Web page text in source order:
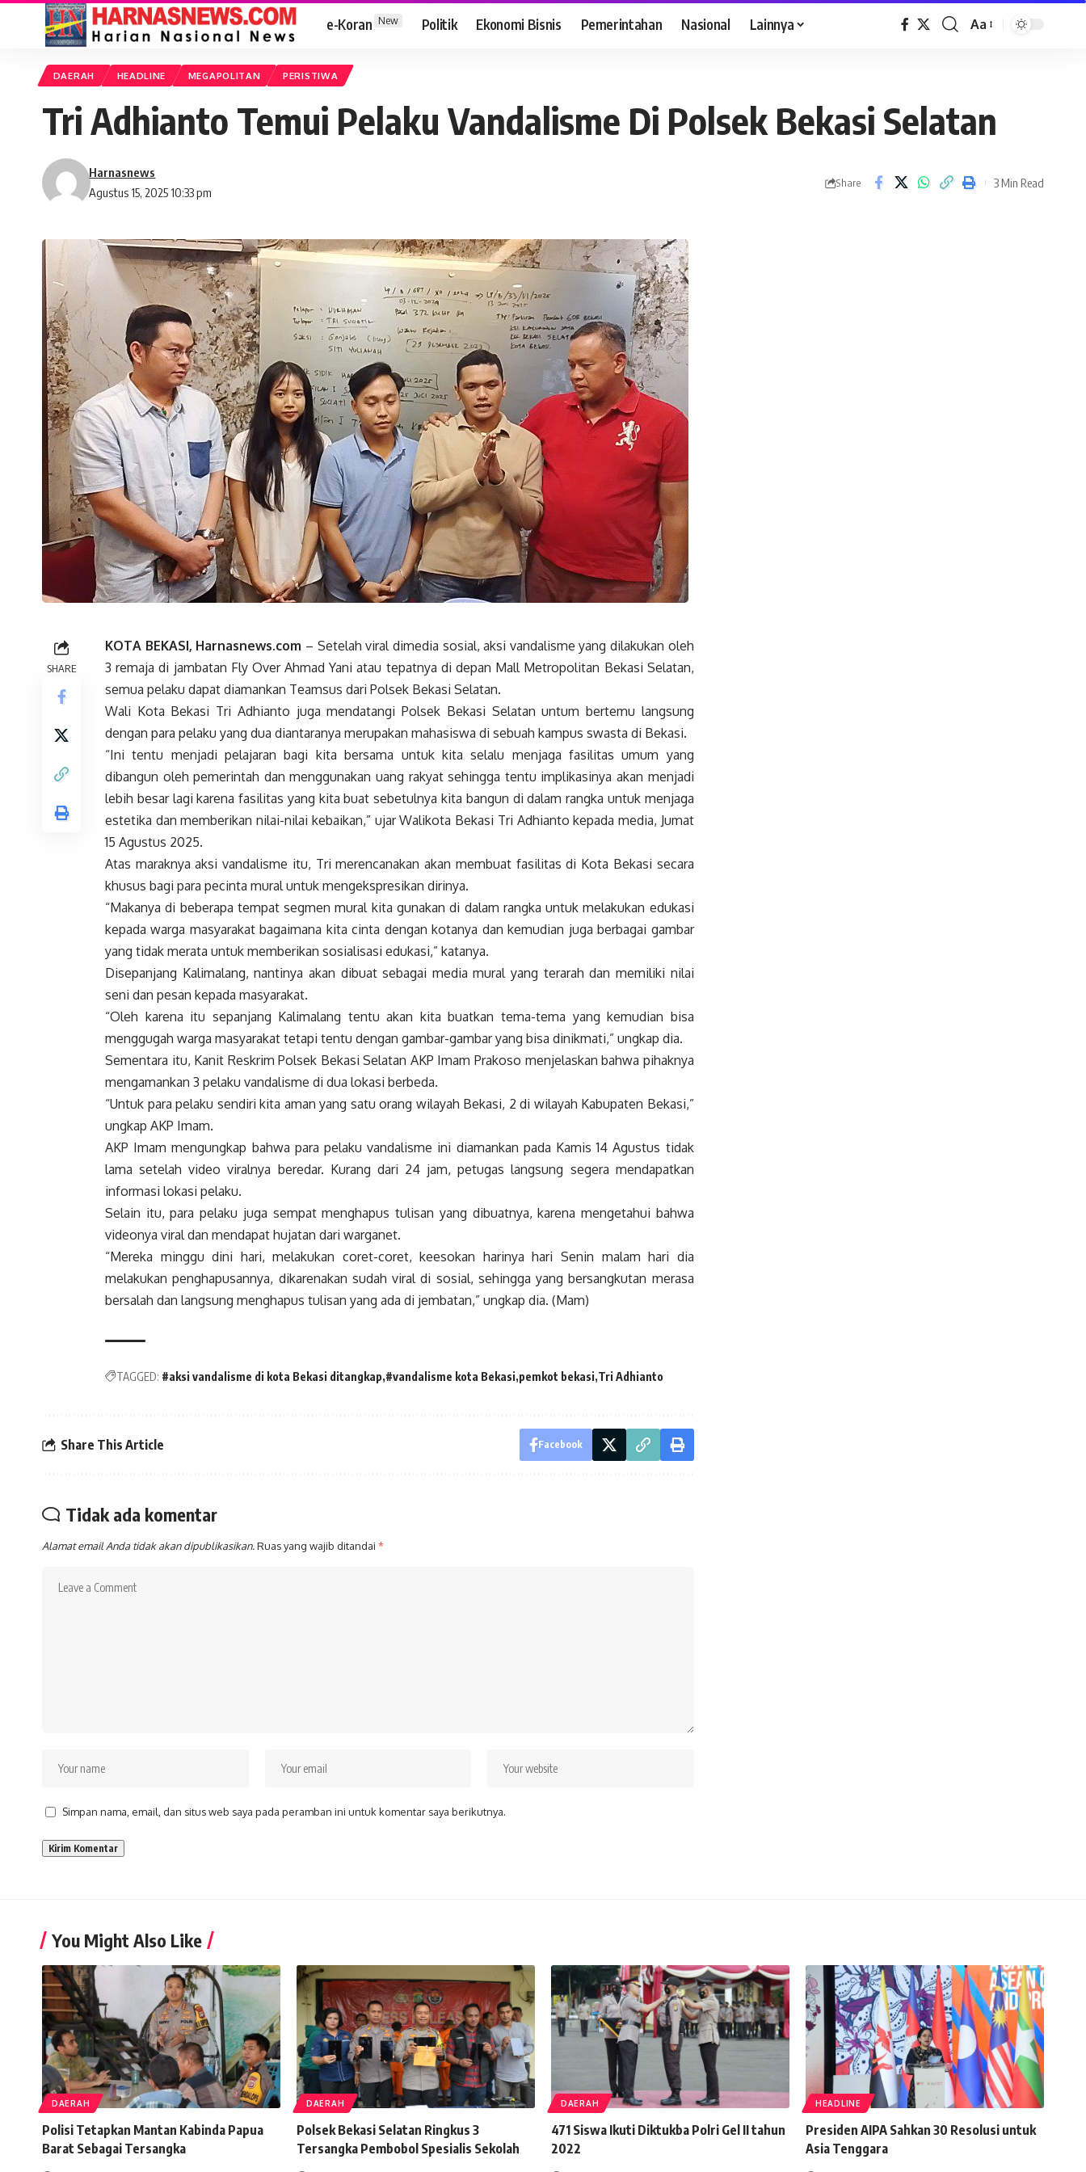
e-Koran New Politik Ekonomi Bisnis Pemerintahan Nasional Lainnya Aa
DAERAH HEADLINE MEGAPOLITAN PERISTIWA
Tri Adhianto Temui Pelaku Vandalisme Di Polsek Bekasi Selatan
Agustus 15, 2025 10:33 pm
Harnasnews
Share 3 Min Read
SHARE
KOTA BEKASI, Harnasnews.com – Setelah viral dimedia sosial, aksi vandalisme yang dilakukan oleh
3 remaja di jambatan Fly Over Ahmad Yani atau tepatnya di depan Mall Metropolitan Bekasi Selatan,
semua pelaku dapat diamankan Teamsus dari Polsek Bekasi Selatan.
Wali Kota Bekasi Tri Adhianto juga mendatangi Polsek Bekasi Selatan untum bertemu langsung
dengan para pelaku yang dua diantaranya merupakan mahasiswa di sebuah kampus swasta di Bekasi.
“Ini tentu menjadi pelajaran bagi kita bersama untuk kita selalu menjaga fasilitas umum yang
dibangun oleh pemerintah dan menggunakan uang rakyat sehingga tentu implikasinya akan menjadi
lebih besar lagi karena fasilitas yang kita buat sebetulnya kita bangun di dalam rangka untuk menjaga
estetika dan memberikan nilai-nilai kebaikan,” ujar Walikota Bekasi Tri Adhianto kepada media, Jumat
15 Agustus 2025.
Atas maraknya aksi vandalisme itu, Tri merencanakan akan membuat fasilitas di Kota Bekasi secara
khusus bagi para pecinta mural untuk mengekspresikan dirinya.
“Makanya di beberapa tempat segmen mural kita gunakan di dalam rangka untuk melakukan edukasi
kepada warga masyarakat bagaimana kita cinta dengan kotanya dan kemudian juga berbagai gambar
yang tidak merata untuk memberikan sosialisasi edukasi,” katanya.
Disepanjang Kalimalang, nantinya akan dibuat sebagai media mural yang terarah dan memiliki nilai
seni dan pesan kepada masyarakat.
“Oleh karena itu sepanjang Kalimalang tentu akan kita buatkan tema-tema yang kemudian bisa
menggugah warga masyarakat tetapi tentu dengan gambar-gambar yang bisa dinikmati,” ungkap dia.
Sementara itu, Kanit Reskrim Polsek Bekasi Selatan AKP Imam Prakoso menjelaskan bahwa pihaknya
mengamankan 3 pelaku vandalisme di dua lokasi berbeda.
“Untuk para pelaku sendiri kita aman yang satu orang wilayah Bekasi, 2 di wilayah Kabupaten Bekasi,”
ungkap AKP Imam.
AKP Imam mengungkap bahwa para pelaku vandalisme ini diamankan pada Kamis 14 Agustus tidak
lama setelah video viralnya beredar. Kurang dari 24 jam, petugas langsung segera mendapatkan
informasi lokasi pelaku.
Selain itu, para pelaku juga sempat menghapus tulisan yang dibuatnya, karena mengetahui bahwa
videonya viral dan mendapat hujatan dari warganet.
“Mereka minggu dini hari, melakukan coret-coret, keesokan harinya hari Senin malam hari dia
melakukan penghapusannya, dikarenakan sudah viral di sosial, sehingga yang bersangkutan merasa
bersalah dan langsung menghapus tulisan yang ada di jembatan,” ungkap dia. (Mam)
TAGGED: #aksi vandalisme di kota Bekasi ditangkap #vandalisme kota Bekasi pemkot bekasi Tri Adhianto
Share This Article Facebook
Tidak ada komentar
Alamat email Anda tidak akan dipublikasikan.Ruas yang wajib ditandai *
Simpan nama, email, dan situs web saya pada peramban ini untuk komentar saya berikutnya.
You Might Also Like
DAERAH
Polisi Tetapkan Mantan Kabinda Papua
Barat Sebagai Tersangka
DAERAH
Polsek Bekasi Selatan Ringkus 3
Tersangka Pembobol Spesialis Sekolah
DAERAH
471 Siswa Ikuti Diktukba Polri Gel II tahun
2022
HEADLINE
Presiden AIPA Sahkan 30 Resolusi untuk
Asia Tenggara